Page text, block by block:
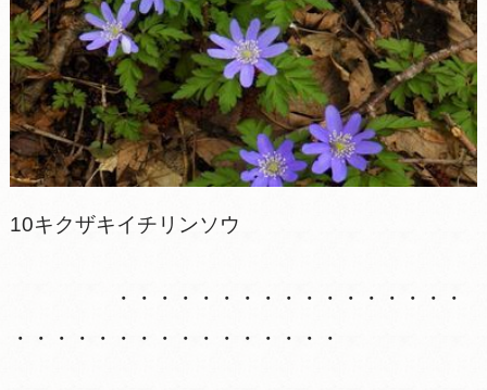
10キクザキイチリンソウ
・・・・・・・・・・・・・・・・・
・・・・・・・・・・・・・・・・